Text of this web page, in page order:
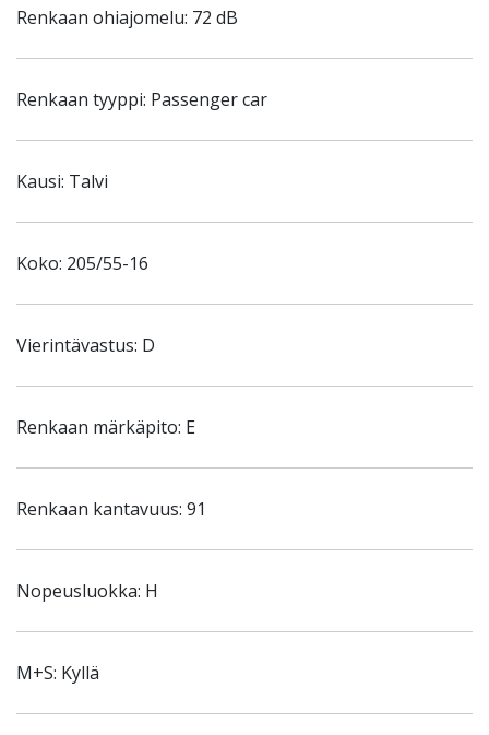
Renkaan ohiajomelu: 72 dB
Renkaan tyyppi: Passenger car
Kausi: Talvi
Koko: 205/55-16
Vierintävastus: D
Renkaan märkäpito: E
Renkaan kantavuus: 91
Nopeusluokka: H
M+S: Kyllä